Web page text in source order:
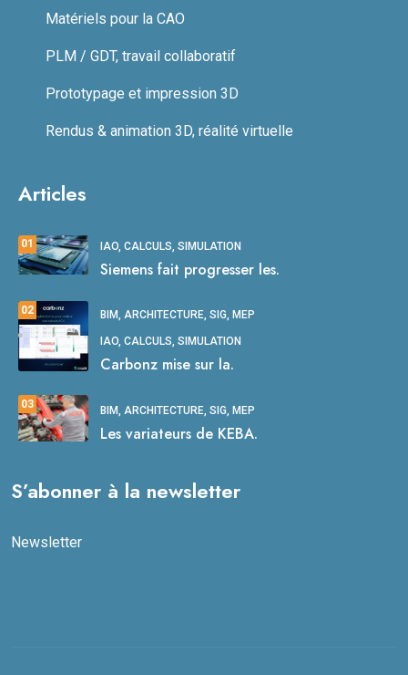
Matériels pour la CAO
PLM / GDT, travail collaboratif
Prototypage et impression 3D
Rendus & animation 3D, réalité virtuelle
Articles
01 IAO, CALCULS, SIMULATION
Siemens fait progresser les.
02 BIM, ARCHITECTURE, SIG, MEP
IAO, CALCULS, SIMULATION
Carbonz mise sur la.
03 BIM, ARCHITECTURE, SIG, MEP
Les variateurs de KEBA.
S’abonner à la newsletter
Newsletter